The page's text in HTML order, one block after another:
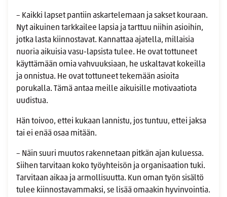
– Kaikki lapset pantiin askartelemaan ja sakset kouraan.
Nyt aikuinen tarkkailee lapsia ja tarttuu niihin asioihin,
jotka lasta kiinnostavat. Kannattaa ajatella, millaisia
nuoria aikuisia vasu-lapsista tulee. He ovat tottuneet
käyttämään omia vahvuuksiaan, he uskaltavat kokeilla
ja onnistua. He ovat tottuneet tekemään asioita
porukalla. Tämä antaa meille aikuisille motivaatiota
uudistua.
Hän toivoo, ettei kukaan lannistu, jos tuntuu, ettei jaksa
tai ei enää osaa mitään.
– Näin suuri muutos rakennetaan pitkän ajan kuluessa.
Siihen tarvitaan koko työyhteisön ja organisaation tuki.
Tarvitaan aikaa ja armollisuutta. Kun oman työn sisältö
tulee kiinnostavammaksi, se lisää omaakin hyvinvointia.